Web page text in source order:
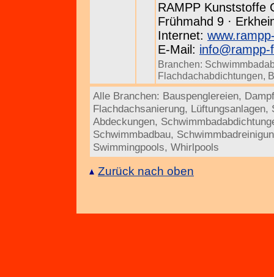
RAMPP Kunststoffe
Frühmahd 9 ·
Internet:
E-Mail:
Branchen:
Flachdachabdichtungen,
Alle Branchen: Bauspenglereien,
Flachdachsanierung, Lüftungsanlagen,
Abdeckungen,
Schwimmbadbau,
Swimmingpools, Whirlpools
Zurück nach oben